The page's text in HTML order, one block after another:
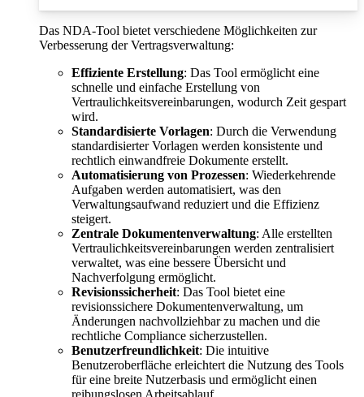
Das NDA-Tool bietet verschiedene Möglichkeiten zur
Verbesserung der Vertragsverwaltung:
Effiziente Erstellung: Das Tool ermöglicht eine
schnelle und einfache Erstellung von
Vertraulichkeitsvereinbarungen, wodurch Zeit gespart
wird.
Standardisierte Vorlagen: Durch die Verwendung
standardisierter Vorlagen werden konsistente und
rechtlich einwandfreie Dokumente erstellt.
Automatisierung von Prozessen: Wiederkehrende
Aufgaben werden automatisiert, was den
Verwaltungsaufwand reduziert und die Effizienz
steigert.
Zentrale Dokumentenverwaltung: Alle erstellten
Vertraulichkeitsvereinbarungen werden zentralisiert
verwaltet, was eine bessere Übersicht und
Nachverfolgung ermöglicht.
Revisionssicherheit: Das Tool bietet eine
revisionssichere Dokumentenverwaltung, um
Änderungen nachvollziehbar zu machen und die
rechtliche Compliance sicherzustellen.
Benutzerfreundlichkeit: Die intuitive
Benutzeroberfläche erleichtert die Nutzung des Tools
für eine breite Nutzerbasis und ermöglicht einen
reibungslosen Arbeitsablauf.